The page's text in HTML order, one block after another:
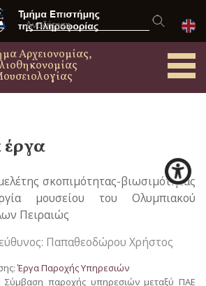
Αρχειονομίας,
έργα
σκοπιμότητας-βιωσιμότητας
μουσείου του Ολυμπιακού
Πειραιώς
Παπαθεοδώρου Χρήστος
Έργα Παροχής Υπηρεσιών
Σύμβαση παροχής υπηρεσιών μεταξύ ΠΑΕ